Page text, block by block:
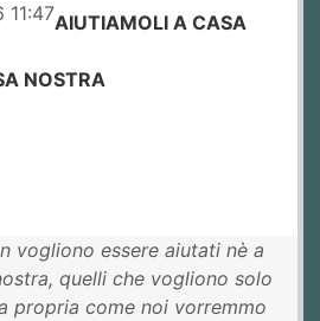
AIUTIAMOLI A CASA
NOSTRA
vogliono essere aiutati nè a
quelli che vogliono solo
propria come noi vorremmo